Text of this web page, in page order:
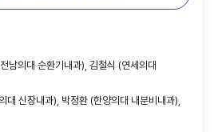
남의대 순환기내과), 김철식 (연세의대
대 신장내과), 박정환 (한양의대 내분비내과),